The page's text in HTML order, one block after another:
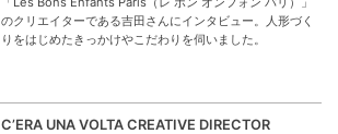
のクリエイターである吉田さんにインタビュー。人形づく
りをはじめたきっかけやこだわりを伺いました。
C’ERA UNA VOLTA CREATIVE DIRECTOR